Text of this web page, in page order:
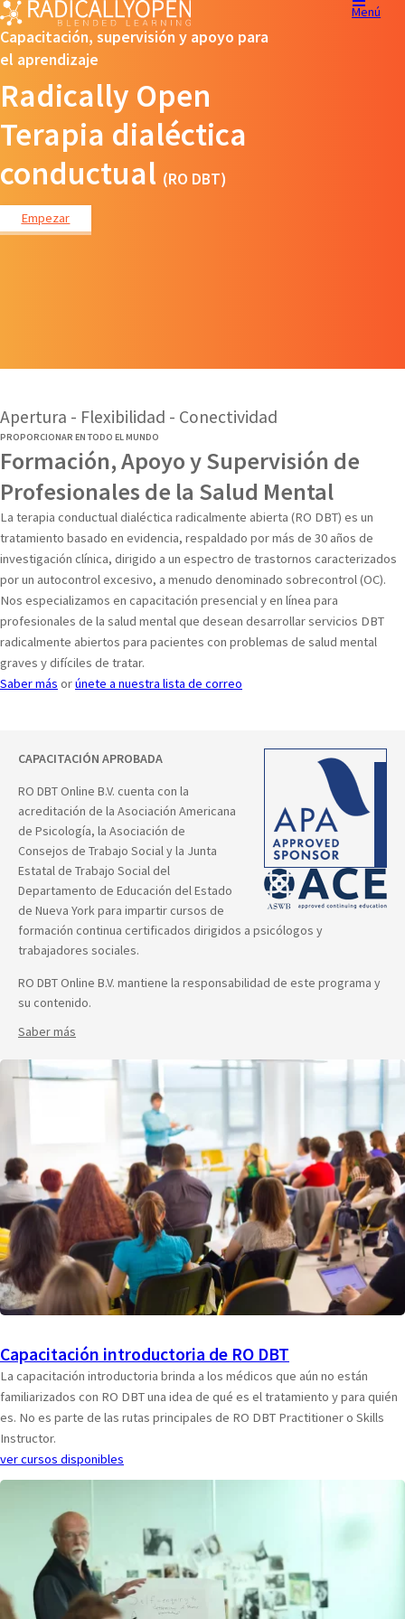
Menú
Capacitación, supervisión y apoyo para
el aprendizaje
Radically Open
Terapia dialéctica
conductual (RO DBT)
Empezar
Apertura - Flexibilidad - Conectividad
PROPORCIONAR EN TODO EL MUNDO
Formación, Apoyo y Supervisión de
Profesionales de la Salud Mental
La terapia conductual dialéctica radicalmente abierta (RO DBT) es un
tratamiento basado en evidencia, respaldado por más de 30 años de
investigación clínica, dirigido a un espectro de trastornos caracterizados
por un autocontrol excesivo, a menudo denominado sobrecontrol (OC).
Nos especializamos en capacitación presencial y en línea para
profesionales de la salud mental que desean desarrollar servicios DBT
radicalmente abiertos para pacientes con problemas de salud mental
graves y difíciles de tratar.
Saber más orúnete a nuestra lista de correo
CAPACITACIÓN APROBADA
RO DBT Online B.V. cuenta con la
acreditación de la Asociación Americana
de Psicología, la Asociación de
Consejos de Trabajo Social y la Junta
Estatal de Trabajo Social del
Departamento de Educación del Estado
de Nueva York para impartir cursos de
formación continua certificados dirigidos a psicólogos y
trabajadores sociales.
RO DBT Online B.V. mantiene la responsabilidad de este programa y
su contenido.
Saber más
Capacitación introductoria de RO DBT
La capacitación introductoria brinda a los médicos que aún no están
familiarizados con RO DBT una idea de qué es el tratamiento y para quién
es. No es parte de las rutas principales de RO DBT Practitioner o Skills
Instructor.
ver cursos disponibles